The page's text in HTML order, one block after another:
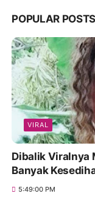
POPULAR POSTS
VIRAL
Dibalik Viralnya
Banyak
5:49:00 PM